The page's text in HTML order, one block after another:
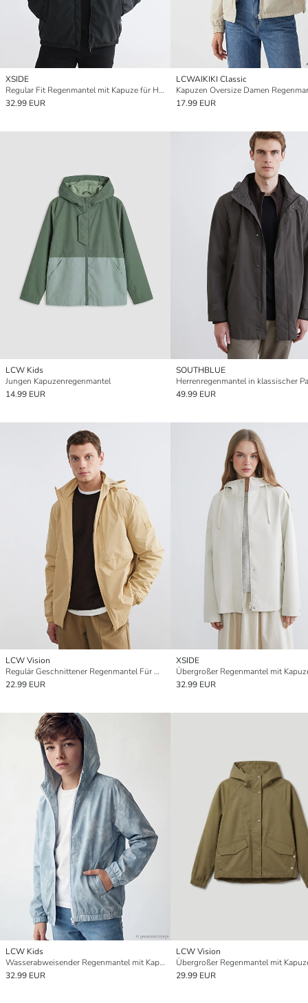
XSIDE
Regular Fit Regenmantel mit Kapuze für Herren
32.99 EUR
LCWAIKIKI Classic
Kapuzen Oversize Damen
17.99 EUR
LCW Kids
Jungen Kapuzenregenmantel
14.99 EUR
SOUTHBLUE
Herrenregenmantel in klassischer
49.99 EUR
LCW Vision
Regulär Geschnittener Regenmantel Für Herren Mit Kapuze
22.99 EUR
XSIDE
32.99 EUR
LCW Kids
Wasserabweisender Regenmantel mit Kapuze für Jungen
32.99 EUR
LCW Vision
29.99 EUR